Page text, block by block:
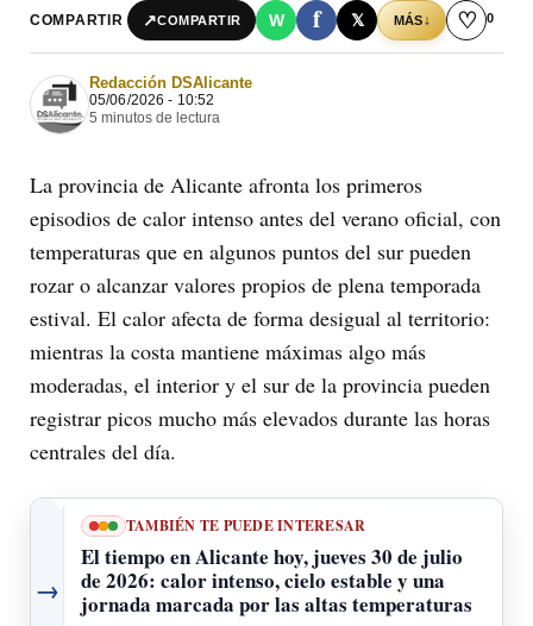
COMPARTIR ↗COMPARTIR W f 𝕏 MÁS↓ ♡ 0
Redacción DSAlicante
05/06/2026 - 10:52
5 minutos de lectura
La provincia de Alicante afronta los primeros
episodios de calor intenso antes del verano oficial, con
temperaturas que en algunos puntos del sur pueden
rozar o alcanzar valores propios de plena temporada
estival. El calor afecta de forma desigual al territorio:
mientras la costa mantiene máximas algo más
moderadas, el interior y el sur de la provincia pueden
registrar picos mucho más elevados durante las horas
centrales del día.
→
TAMBIÉN TE PUEDE INTERESAR
El tiempo en Alicante hoy, jueves 30 de julio
de 2026: calor intenso, cielo estable y una
jornada marcada por las altas temperaturas